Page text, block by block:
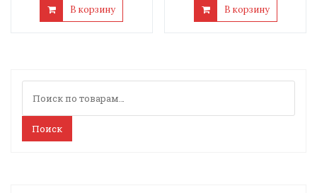
В корзину В корзину
Поиск